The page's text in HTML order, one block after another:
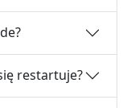
restartuje?